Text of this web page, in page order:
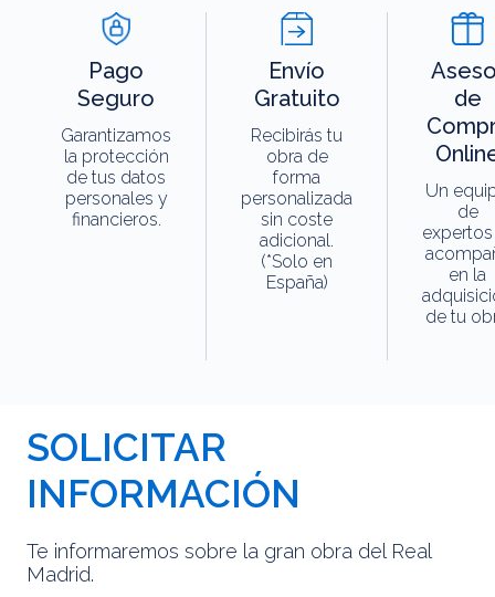
Pago
Seguro
Garantizamos
la protección
de tus datos
personales y
financieros.
Envío
Gratuito
Recibirás tu
obra de
forma
personalizada
sin coste
adicional.
(*Solo en
España)
de
Un
de
en la
de tu
SOLICITAR
INFORMACIÓN
Te informaremos sobre la gran obra del Real
Madrid.